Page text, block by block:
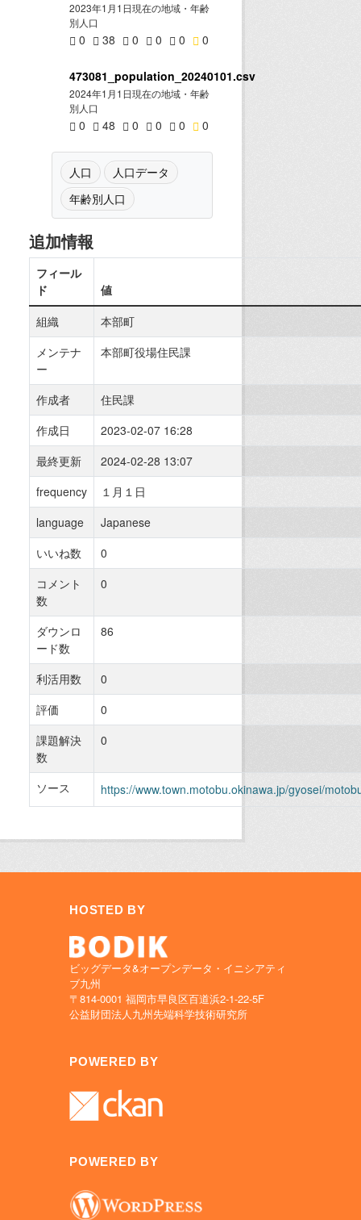
2023年1月1日現在の地域・年齢
別人口
0 38 0 0 0 0
473081_population_20240101.csv
2024年1月1日現在の地域・年齢
別人口
0 48 0 0 0 0
人口
人口データ
年齢別人口
追加情報
フィール
ド
値
組織
本部町
メンテナ
ー
本部町役場住民課
作成者
住民課
作成日
2023-02-07 16:28
最終更新
2024-02-28 13:07
frequency
１月１日
language
Japanese
いいね数
0
コメント
数
0
ダウンロ
ード数
86
利活用数
0
評価
0
課題解決
数
0
ソース https://www.town.motobu.okinawa.jp/gyosei/
HOSTED BY
ビッグデータ&オープンデータ・イニシアティ
ブ九州
〒814-0001 福岡市早良区百道浜2-1-22-5F
公益財団法人九州先端科学技術研究所
POWERED BY
POWERED BY